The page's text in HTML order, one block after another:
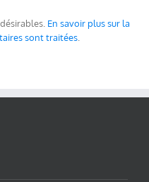
En savoir plus sur la
sont traitées